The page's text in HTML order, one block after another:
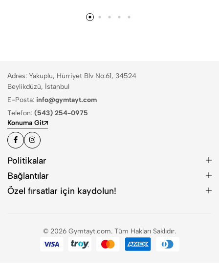
Adres: Yakuplu, Hürriyet Blv No:61, 34524
Beylikdüzü, İstanbul
E-Posta: info@gymtayt.com
Telefon: (543) 254-0975
Konuma Git
Politikalar
Bağlantılar
Özel fırsatlar için kaydolun!
© 2026 Gymtayt.com. Tüm Hakları Saklıdır.